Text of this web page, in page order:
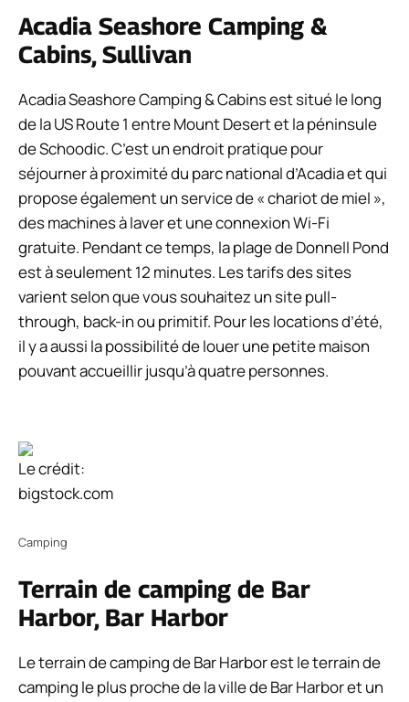
Acadia Seashore Camping &
Cabins, Sullivan
Acadia Seashore Camping & Cabins est situé le long
de la US Route 1 entre Mount Desert et la péninsule
de Schoodic. C’est un endroit pratique pour
séjourner à proximité du parc national d’Acadia et qui
propose également un service de « chariot de miel »,
des machines à laver et une connexion Wi-Fi
gratuite. Pendant ce temps, la plage de Donnell Pond
est à seulement 12 minutes. Les tarifs des sites
varient selon que vous souhaitez un site pull-
through, back-in ou primitif. Pour les locations d’été,
il y a aussi la possibilité de louer une petite maison
pouvant accueillir jusqu’à quatre personnes.
Le crédit:
bigstock.com
Camping
Terrain de camping de Bar
Harbor, Bar Harbor
Le terrain de camping de Bar Harbor est le terrain de
camping le plus proche de la ville de Bar Harbor et un